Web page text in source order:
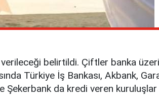
belirtildi. Çiftler banka
Türkiye İş Bankası, Akbank,
Şekerbank da kredi veren kuruluşlar